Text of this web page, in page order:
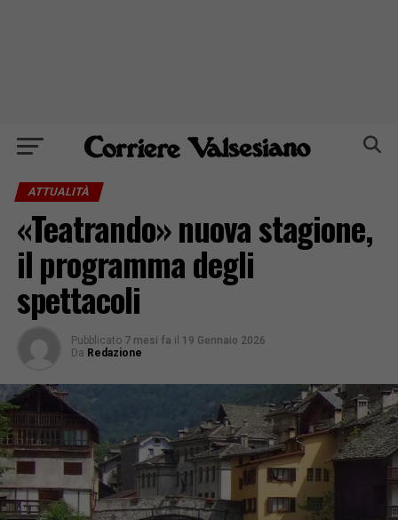
ATTUALITÀ
«Teatrando» nuova stagione,
il programma degli
spettacoli
Pubblicato 7 mesi fa il 19 Gennaio 2026
Da Redazione